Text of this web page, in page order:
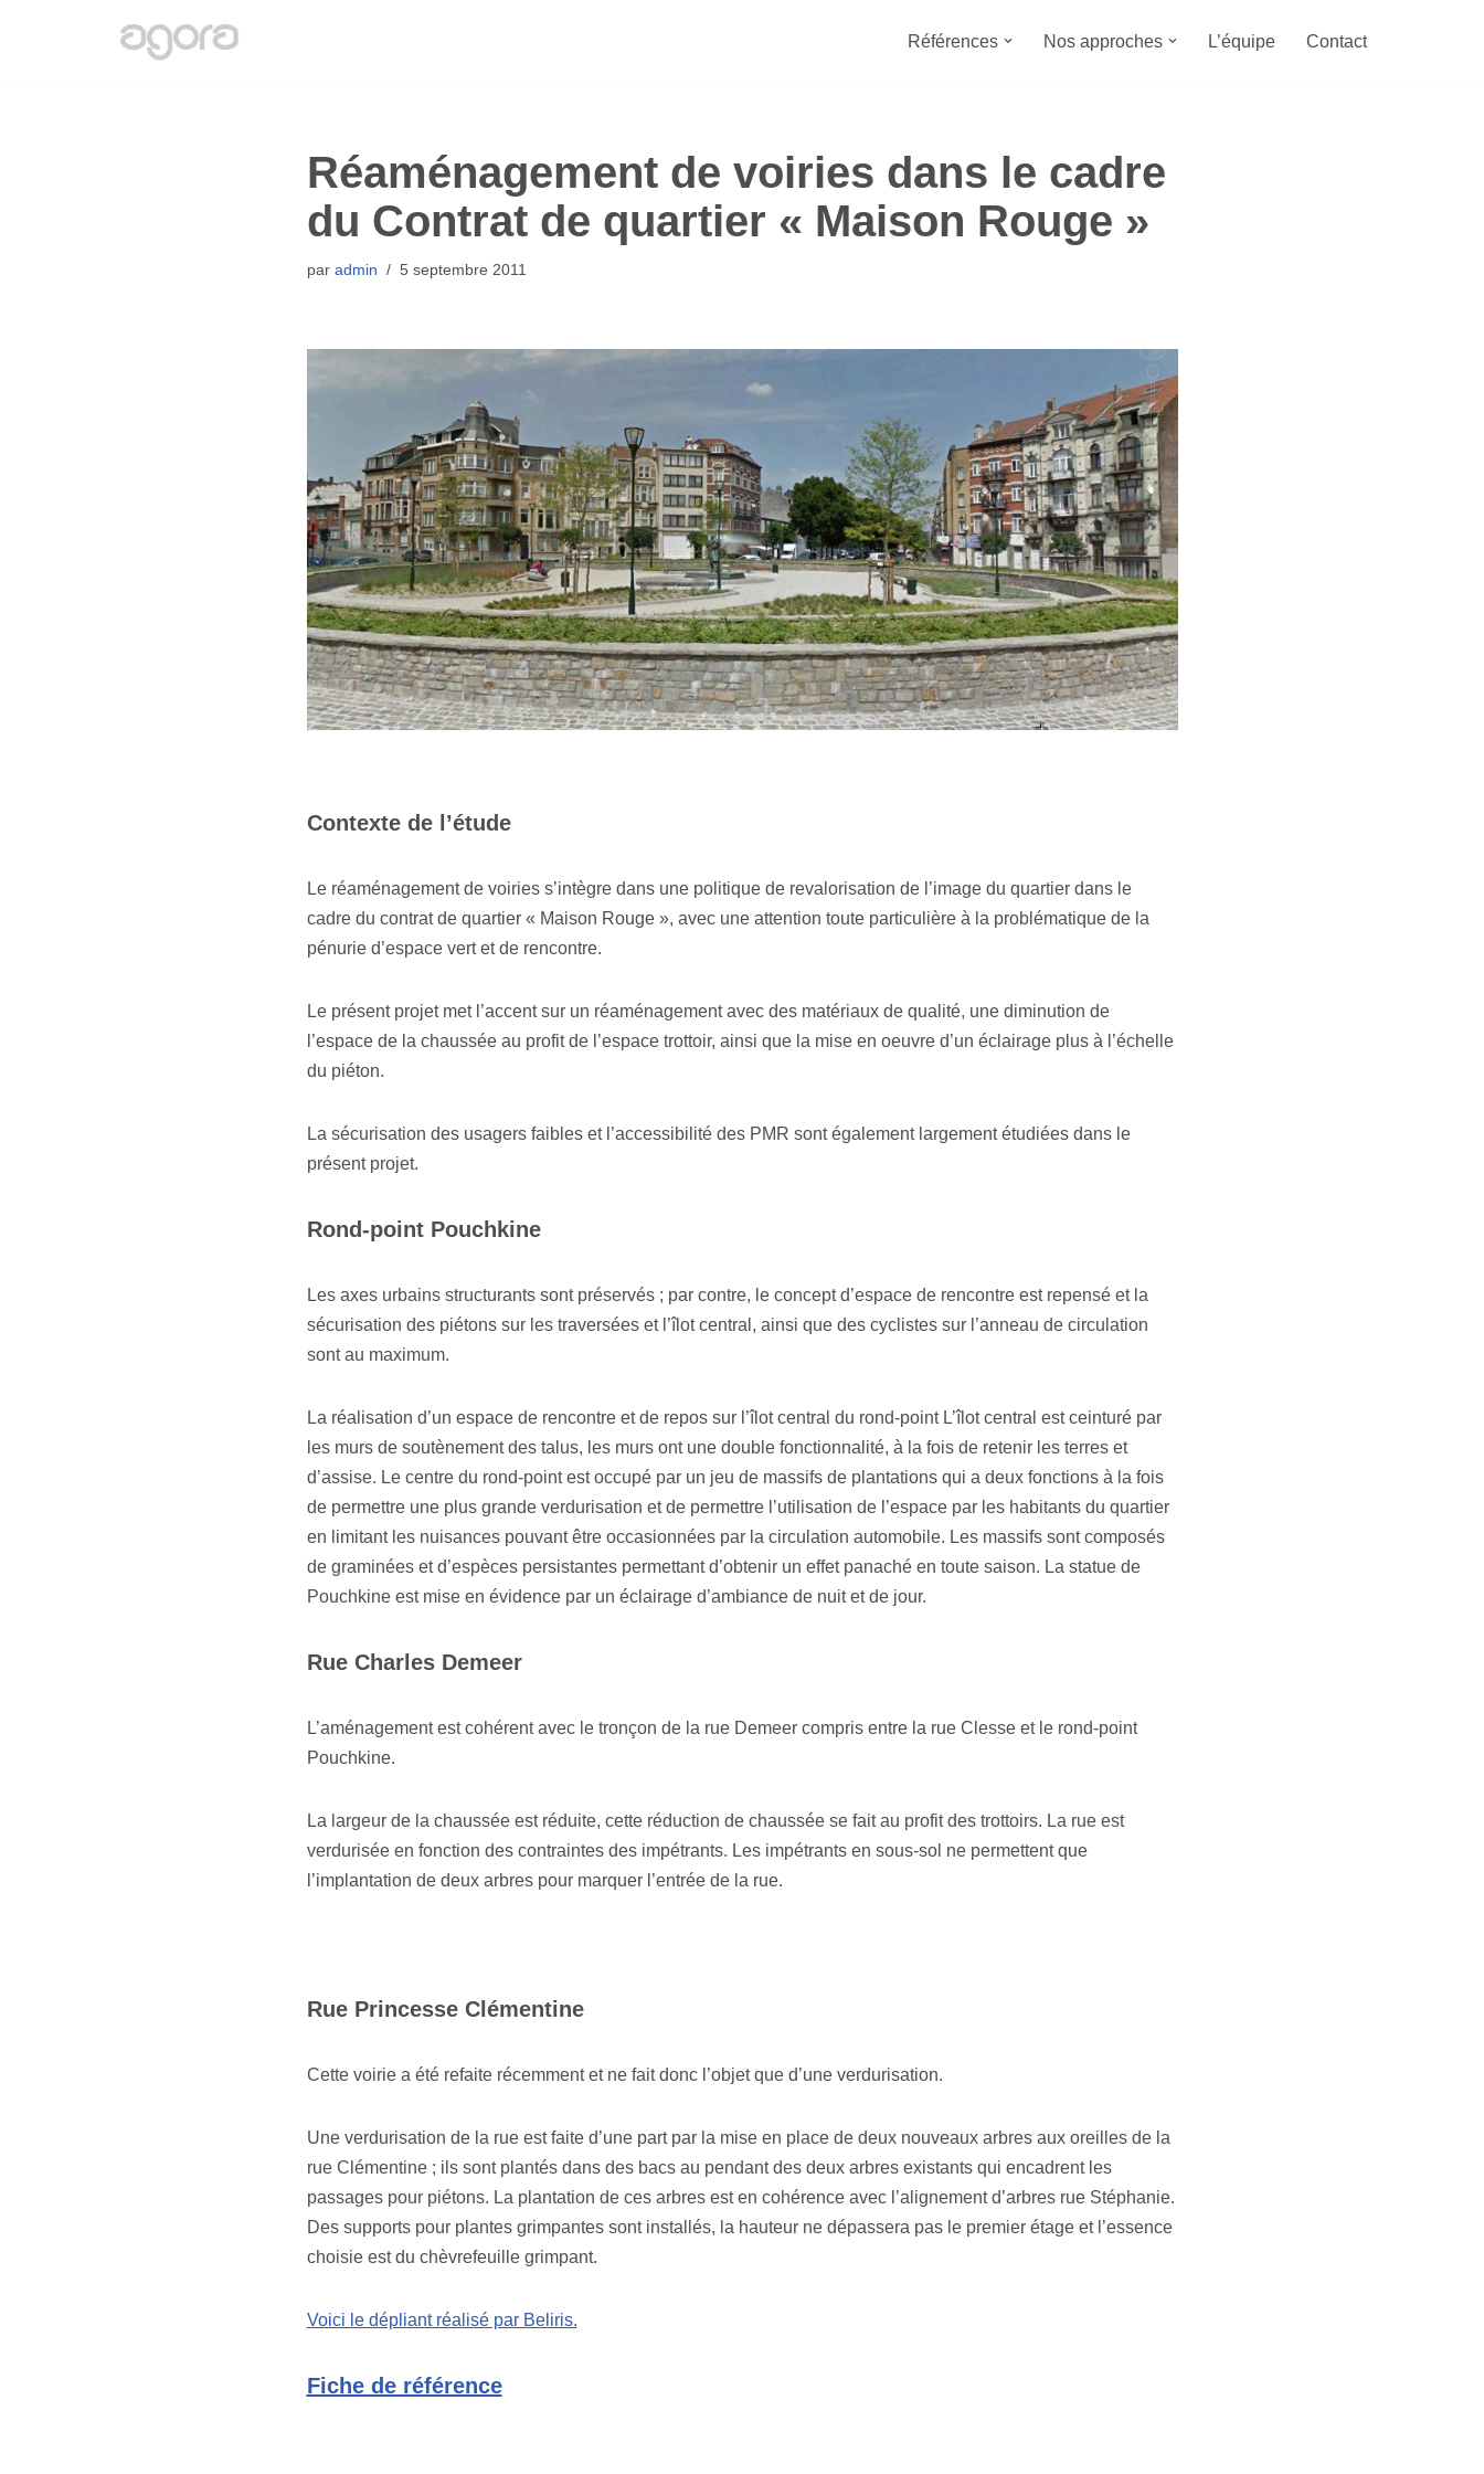
Références Nos approches L’équipe Contact
Réaménagement de voiries dans le cadre
du Contrat de quartier « Maison Rouge »
par admin 5 septembre 2011
Contexte de l’étude
Le réaménagement de voiries s’intègre dans une politique de revalorisation de l’image du quartier dans le
cadre du contrat de quartier « Maison Rouge », avec une attention toute particulière à la problématique de la
pénurie d’espace vert et de rencontre.
Le présent projet met l’accent sur un réaménagement avec des matériaux de qualité, une diminution de
l’espace de la chaussée au profit de l’espace trottoir, ainsi que la mise en oeuvre d’un éclairage plus à l’échelle
du piéton.
La sécurisation des usagers faibles et l’accessibilité des PMR sont également largement étudiées dans le
présent projet.
Rond-point Pouchkine
Les axes urbains structurants sont préservés ; par contre, le concept d’espace de rencontre est repensé et la
sécurisation des piétons sur les traversées et l’îlot central, ainsi que des cyclistes sur l’anneau de circulation
sont au maximum.
La réalisation d’un espace de rencontre et de repos sur l’îlot central du rond-point L’îlot central est ceinturé par
les murs de soutènement des talus, les murs ont une double fonctionnalité, à la fois de retenir les terres et
d’assise. Le centre du rond-point est occupé par un jeu de massifs de plantations qui a deux fonctions à la fois
de permettre une plus grande verdurisation et de permettre l’utilisation de l’espace par les habitants du quartier
en limitant les nuisances pouvant être occasionnées par la circulation automobile. Les massifs sont composés
de graminées et d’espèces persistantes permettant d’obtenir un effet panaché en toute saison. La statue de
Pouchkine est mise en évidence par un éclairage d’ambiance de nuit et de jour.
Rue Charles Demeer
L’aménagement est cohérent avec le tronçon de la rue Demeer compris entre la rue Clesse et le rond-point
Pouchkine.
La largeur de la chaussée est réduite, cette réduction de chaussée se fait au profit des trottoirs. La rue est
verdurisée en fonction des contraintes des impétrants. Les impétrants en sous-sol ne permettent que
l’implantation de deux arbres pour marquer l’entrée de la rue.
Rue Princesse Clémentine
Cette voirie a été refaite récemment et ne fait donc l’objet que d’une verdurisation.
Une verdurisation de la rue est faite d’une part par la mise en place de deux nouveaux arbres aux oreilles de la
rue Clémentine ; ils sont plantés dans des bacs au pendant des deux arbres existants qui encadrent les
passages pour piétons. La plantation de ces arbres est en cohérence avec l’alignement d’arbres rue Stéphanie.
Des supports pour plantes grimpantes sont installés, la hauteur ne dépassera pas le premier étage et l’essence
choisie est du chèvrefeuille grimpant.
Voici le dépliant réalisé par Beliris.
Fiche de référence